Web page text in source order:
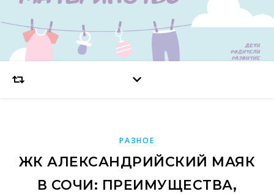
РАЗНОЕ
ЖК АЛЕКСАНДРИЙСКИЙ МАЯК
В СОЧИ: ПРЕИМУЩЕСТВА,